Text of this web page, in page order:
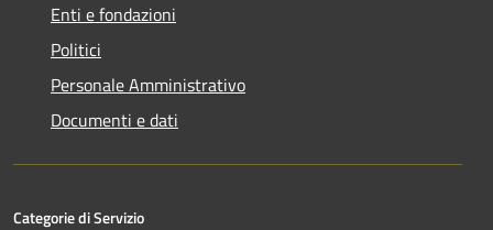
Enti e fondazioni
Politici
Personale Amministrativo
Documenti e dati
Categorie di Servizio